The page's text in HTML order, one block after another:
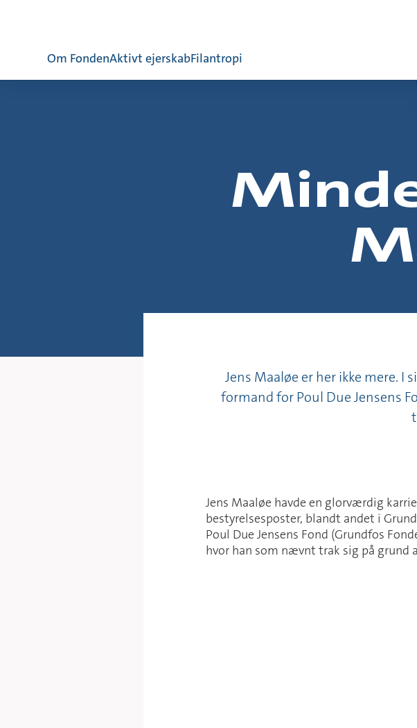
Om FondenAktivt ejerskabFilantropi
Jens Maaløe er her ikke mere. I
formand for Poul Due Jensens
Jens Maaløe havde en glorværdig
bestyrelsesposter, blandt andet i
Poul Due Jensens Fond (Grundfos
hvor han som nævnt trak sig på grund